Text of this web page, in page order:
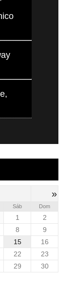
»
Sáb Dom
1
2
8
9
15
16
22
23
29 30